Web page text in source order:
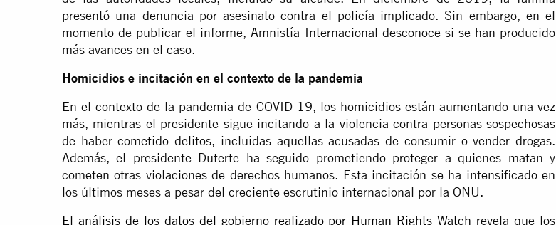
presentó una denuncia por asesinato contra el policía implicado. Sin embargo, en el
momento de publicar el informe, Amnistía Internacional desconoce si se han producido
más avances en el caso.
Homicidios e incitación en el contexto de la pandemia
En el contexto de la pandemia de COVID-19, los homicidios están aumentando una vez
más, mientras el presidente sigue incitando a la violencia contra personas sospechosas
de haber cometido delitos, incluidas aquellas acusadas de consumir o vender drogas.
Además, el presidente Duterte ha seguido prometiendo proteger a quienes matan y
cometen otras violaciones de derechos humanos. Esta incitación se ha intensificado en
los últimos meses a pesar del creciente escrutinio internacional por la ONU.
El análisis de los datos del gobierno realizado por Human Rights Watch revela que los